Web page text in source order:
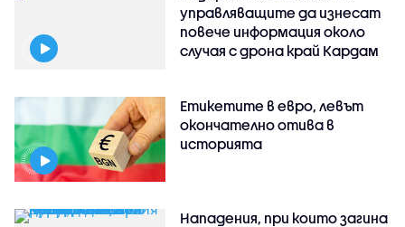
управляващите да изнесат
повече информация около
случая с дрона край Кардам
Етикетите в евро, левът
окончателно отива в
историята
Нападения, при които загина